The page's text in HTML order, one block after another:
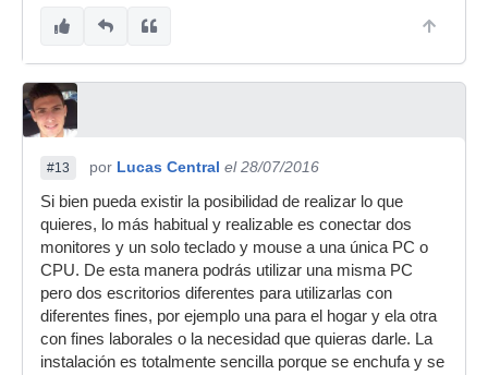
#13 por Lucas Central el 28/07/2016
Si bien pueda existir la posibilidad de realizar lo que
quieres, lo más habitual y realizable es conectar dos
monitores y un solo teclado y mouse a una única PC o
CPU. De esta manera podrás utilizar una misma PC
pero dos escritorios diferentes para utilizarlas con
diferentes fines, por ejemplo una para el hogar y ela otra
con fines laborales o la necesidad que quieras darle. La
instalación es totalmente sencilla porque se enchufa y se